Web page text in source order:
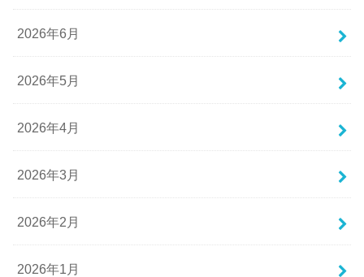
2026年6月
2026年5月
2026年4月
2026年3月
2026年2月
2026年1月